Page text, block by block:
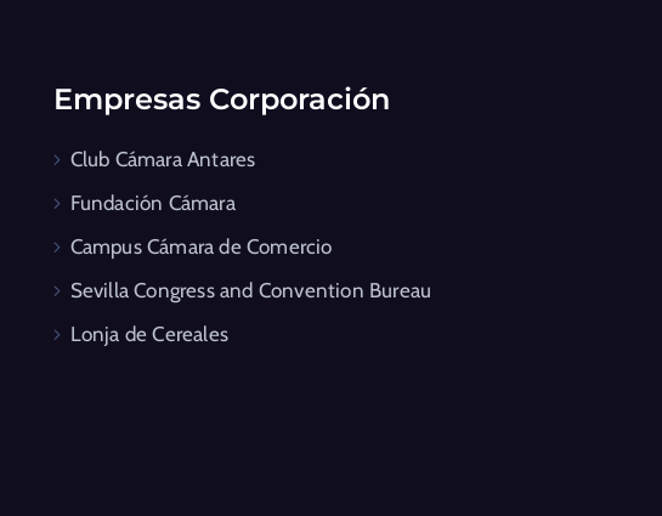
Empresas Corporación
Club Cámara Antares
Fundación Cámara
Campus Cámara de Comercio
Sevilla Congress and Convention Bureau
Lonja de Cereales